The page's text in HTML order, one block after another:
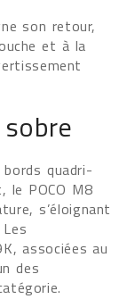
son retour,
et à la
quadri-
POCO M8
s’éloignant
associées au
des